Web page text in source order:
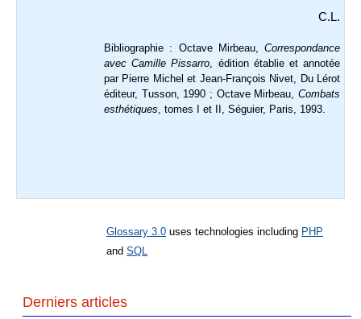
C.L.
Bibliographie : Octave Mirbeau, Correspondance
avec Camille Pissarro, édition établie et annotée
par Pierre Michel et Jean-François Nivet, Du Lérot
éditeur, Tusson, 1990 ; Octave Mirbeau, Combats
esthétiques, tomes I et II, Séguier, Paris, 1993.
Glossary 3.0 uses technologies including PHP
and SQL
Derniers articles